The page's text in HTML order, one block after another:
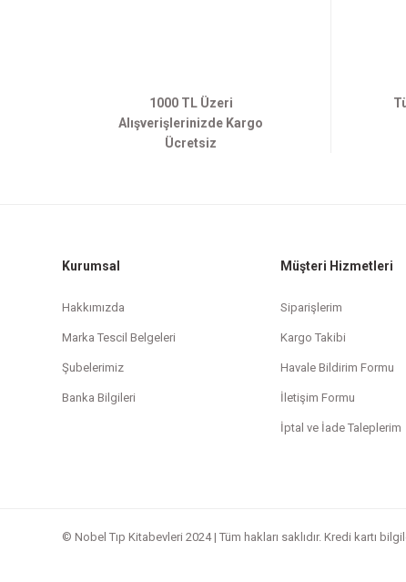
1000 TL Üzeri
Alışverişlerinizde Kargo
Ücretsiz
Kurumsal
Hakkımızda
Marka Tescil Belgeleri
Şubelerimiz
Banka Bilgileri
Müşteri Hizmetleri
Siparişlerim
Kargo Takibi
Havale Bildirim Formu
İletişim Formu
İptal ve İade Taleplerim
© Nobel Tıp Kitabevleri 2024 | Tüm hakları saklıdır. Kredi kartı